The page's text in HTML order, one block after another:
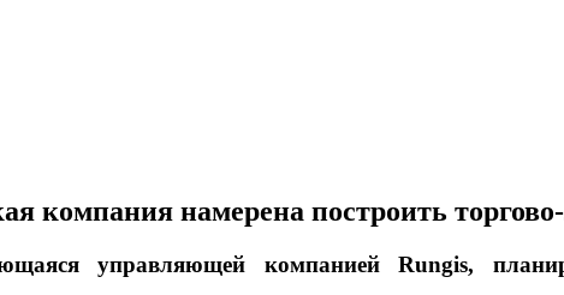
компания намерена построить
управляющей компанией Rungis,